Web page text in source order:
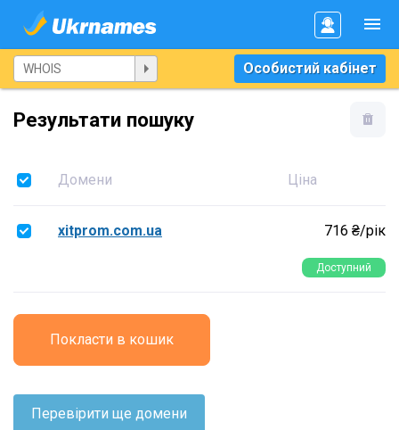
Особистий кабінет
Результати пошуку
Домени Ціна
xitprom.com.ua 716 ₴/рік
Доступний
Покласти в кошик
Перевірити ще домени